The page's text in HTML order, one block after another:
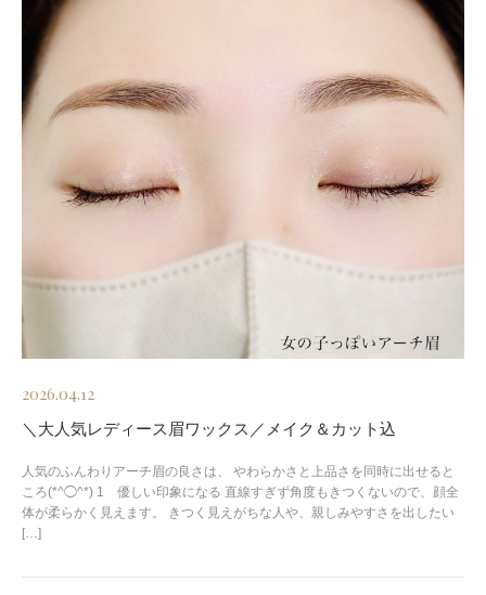
2026.04.12
＼大人気レディース眉ワックス／メイク＆カット込
人気のふんわりアーチ眉の良さは、 やわらかさと上品さを同時に出せると
ころ(*^◯^*) 1 優しい印象になる 直線すぎず角度もきつくないので、顔全
体が柔らかく見えます。 きつく見えがちな人や、親しみやすさを出したい
[…]